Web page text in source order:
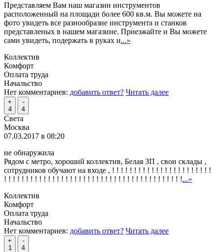
Представляем Вам наш магазин инструментов
расположенный на площади более 600 кв.м. Вы можете на
фото увидеть все разнообразие инструмента и станков
представленых в нашем магазине. Приезжайте и Вы можете
сами увидеть, подержать в руках и...»
Коллектив
Комфорт
Оплата труда
Начальство
Нет комментариев: добавить ответ? Читать далее
+
4
-
4
Света
Москва
07.03.2017 в 08:20
не обнаружила
Рядом с метро, хороший коллектив, Белая ЗП , свои склады ,
сотрудников обучают на входе , ! ! ! ! ! ! ! ! ! ! ! ! ! ! ! ! ! ! ! ! ! ! !
! ! ! ! ! ! ! ! ! ! ! ! ! ! ! ! ! ! ! ! ! ! ! ! ! ! ! ! ! ! ! ! ! ! ! ! ! ! ! ! !...»
Коллектив
Комфорт
Оплата труда
Начальство
Нет комментариев: добавить ответ? Читать далее
+
1
-
4